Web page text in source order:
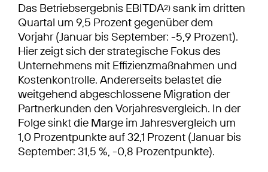
Das Betriebsergebnis EBITDA2) sank im dritten
Quartal um 9,5 Prozent gegenüber dem
Vorjahr (Januar bis September: -5,9 Prozent).
Hier zeigt sich der strategische Fokus des
Unternehmens mit Effizienzmaßnahmen und
Kostenkontrolle. Andererseits belastet die
weitgehend abgeschlossene Migration der
Partnerkunden den Vorjahresvergleich. In der
Folge sinkt die Marge im Jahresvergleich um
1,0 Prozentpunkte auf 32,1 Prozent (Januar bis
September: 31,5 %, -0,8 Prozentpunkte).